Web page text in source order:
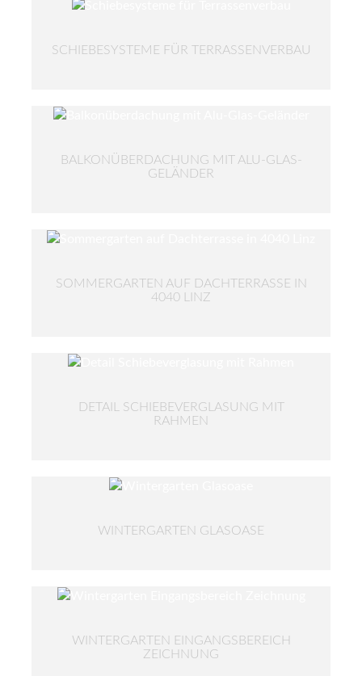
SCHIEBESYSTEME FÜR TERRASSENVERBAU
BALKONÜBERDACHUNG MIT ALU-GLAS-
GELÄNDER
SOMMERGARTEN AUF DACHTERRASSE IN
4040 LINZ
DETAIL SCHIEBEVERGLASUNG MIT
RAHMEN
WINTERGARTEN GLASOASE
WINTERGARTEN EINGANGSBEREICH
ZEICHNUNG